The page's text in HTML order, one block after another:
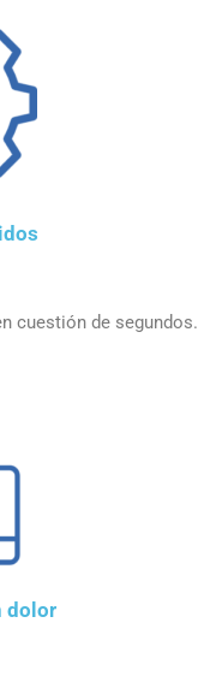
cuestión de segundos.
dolor